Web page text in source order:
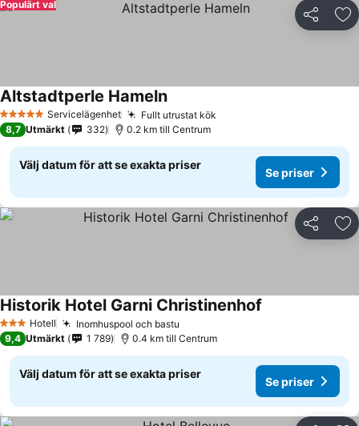
Dela
Populärt val
5 Stjärnor Servicelägenhet Fullt utrustat kök
Altstadtperle HamelnSe priser
8,7 Utmärkt 332 0.2 km till Centrum
Välj datum för att se exakta priser
Se priser
Dela
3 StjärnorHotell Inomhuspool och bastu
Historik Hotel Garni Christinenhof
9,4 Utmärkt 1 789 0.4 km till Centrum
Välj datum för att se exakta priser
Se priser